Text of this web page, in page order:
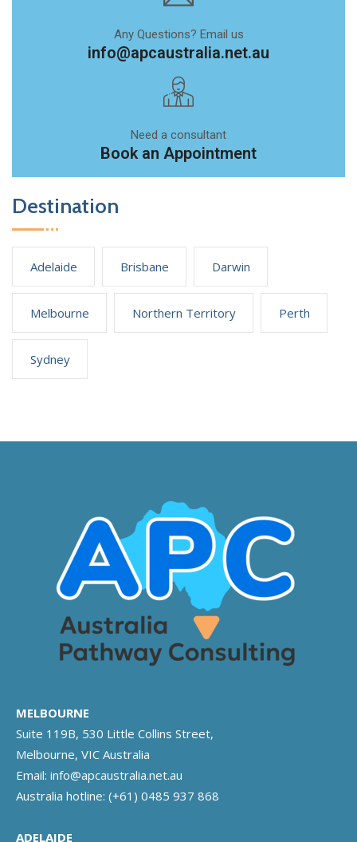
Any Questions? Email us
info@apcaustralia.net.au
Need a consultant
Book an Appointment
Destination
Adelaide Brisbane Darwin
Melbourne Northern Territory Perth
Sydney
MELBOURNE
Suite 119B, 530 Little Collins Street,
Melbourne, VIC Australia
Email: info@apcaustralia.net.au
Australia hotline: (+61) 0485 937 868
ADELAIDE